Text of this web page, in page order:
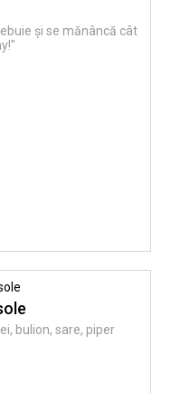
și se mănâncă cât
bulion, sare, piper